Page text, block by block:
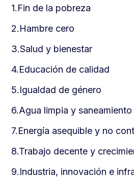
1.Fin de la pobreza
2.Hambre cero
3.Salud y bienestar
4.Educación de calidad
5.Igualdad de género
6.Agua limpia y saneamiento
7.Energía asequible y no
8.Trabajo decente y
9.Industria, innovación e